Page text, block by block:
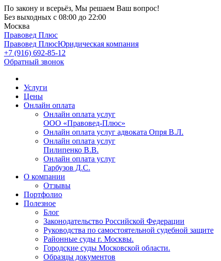
По закону и всерьёз, Мы решаем Ваш вопрос!
Без выходных с 08:00 до 22:00
Москва
Правовед Плюс
Правовед ПлюсЮридическая компания
+7 (916) 692-85-12
Обратный звонок
Услуги
Цены
Онлайн оплата
Онлайн оплата услуг
ООО «Правовед-Плюс»
Онлайн оплата услуг адвоката Опря В.Л.
Онлайн оплата услуг
Пилипенко В.В.
Онлайн оплата услуг
Гарбузов Д.С.
О компании
Отзывы
Портфолио
Полезное
Блог
Законодательство Российской Федерации
Руководства по самостоятельной судебной защите
Районные суды г. Москвы.
Городские суды Московской области.
Образцы документов